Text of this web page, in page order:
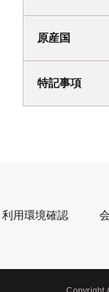
原産国
特記事項
利用環境確認